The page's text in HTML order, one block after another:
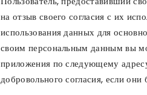
на отзыв своего согласия с их
использования данных для
своим персональным данным вы
приложения по следующему
добровольного согласия, если